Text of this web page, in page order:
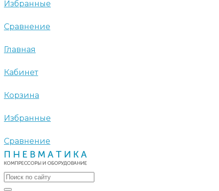
Избранные
Сравнение
Главная
Кабинет
Корзина
Избранные
Сравнение